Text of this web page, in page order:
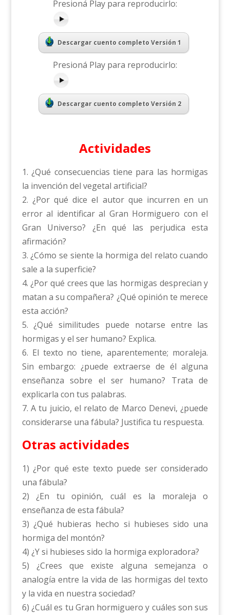
Presioná Play para reproducirlo:
Descargar cuento completo Versión 1
Presioná Play para reproducirlo:
Descargar cuento completo Versión 2
Actividades
1. ¿Qué consecuencias tiene para las hormigas
la invención del vegetal artificial?
2. ¿Por qué dice el autor que incurren en un
error al identificar al Gran Hormiguero con el
Gran Universo? ¿En qué las perjudica esta
afirmación?
3. ¿Cómo se siente la hormiga del relato cuando
sale a la superficie?
4. ¿Por qué crees que las hormigas desprecian y
matan a su compañera? ¿Qué opinión te merece
esta acción?
5. ¿Qué similitudes puede notarse entre las
hormigas y el ser humano? Explica.
6. El texto no tiene, aparentemente; moraleja.
Sin embargo: ¿puede extraerse de él alguna
enseñanza sobre el ser humano? Trata de
explicarla con tus palabras.
7. A tu juicio, el relato de Marco Denevi, ¿puede
considerarse una fábula? Justifica tu respuesta.
Otras actividades
1) ¿Por qué este texto puede ser considerado
una fábula?
2) ¿En tu opinión, cuál es la moraleja o
enseñanza de esta fábula?
3) ¿Qué hubieras hecho si hubieses sido una
hormiga del montón?
4) ¿Y si hubieses sido la hormiga exploradora?
5) ¿Crees que existe alguna semejanza o
analogía entre la vida de las hormigas del texto
y la vida en nuestra sociedad?
6) ¿Cuál es tu Gran hormiguero y cuáles son sus